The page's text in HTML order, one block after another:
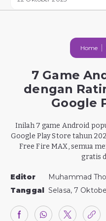
Home
7 Game
dengan
Google
Inilah 7 game Android
Google Play Store tahun
Free Fire MAX, semua
gratis
Editor
Muhammad
Tanggal Selasa, 7